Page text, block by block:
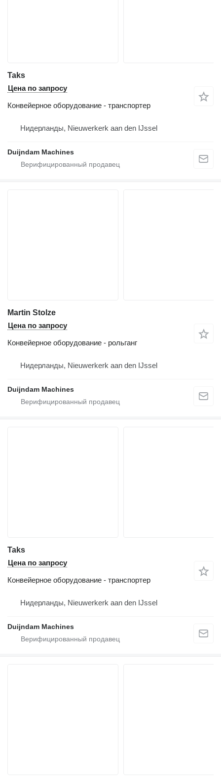
Taks
Цена по запросу
Конвейерное оборудование - транспортер
Нидерланды, Nieuwerkerk aan den IJssel
Duijndam Machines
Martin Stolze
Цена по запросу
Конвейерное оборудование - рольганг
Нидерланды, Nieuwerkerk aan den IJssel
Duijndam Machines
Taks
Цена по запросу
Конвейерное оборудование - транспортер
Нидерланды, Nieuwerkerk aan den IJssel
Duijndam Machines